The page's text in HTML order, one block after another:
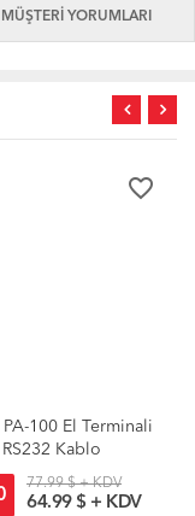
MÜŞTERİ YORUMLARI
favorite_border
100 El Terminali
RS232 Kablo
77.99 $ + KDV
64.99 $ + KDV